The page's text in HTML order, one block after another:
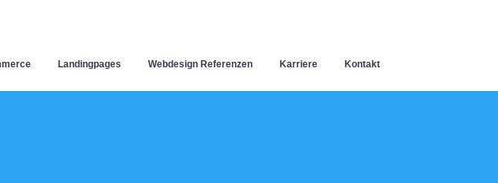
Landingpages Webdesign Referenzen Karriere Kontakt